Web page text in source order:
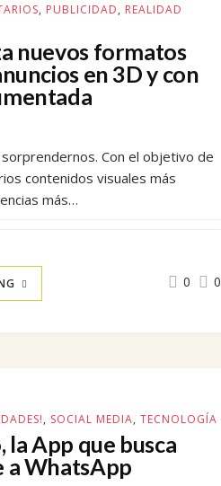
, PUBLICIDAD, REALIDAD
nuevos formatos
en 3D y con
Con el objetivo de
contenidos visuales más
más…
0 0
, SOCIAL MEDIA, TECNOLOGÍA
la App que busca
WhatsApp